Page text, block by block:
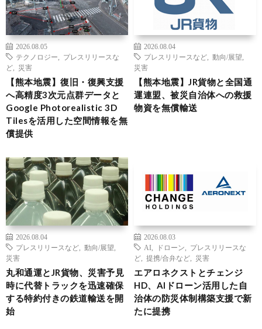
2026.08.05
テクノロジー
プレスリリースな
ど
災害
【熊本地震】復旧・復興支援
へ高精度3次元点群データと
Google Photorealistic 3D
Tilesを活用した空間情報を無
償提供
2026.08.04
プレスリリースなど
動向/展望
災害
【熊本地震】JR貨物と全国通
運連盟、被災自治体への救援
物資を無償輸送
2026.08.04
プレスリリースなど
動向/展望
災害
丸和通運とJR貨物、災害予見
時に代替トラックを迅速確保
する特約付きの鉄道輸送を開
始
2026.08.03
AI
ドローン
プレスリリースな
ど
提携/合弁など 災害
エアロネクストとチェンジ
HD、AIドローン活用した自
治体の防災体制構築支援で新
たに提携